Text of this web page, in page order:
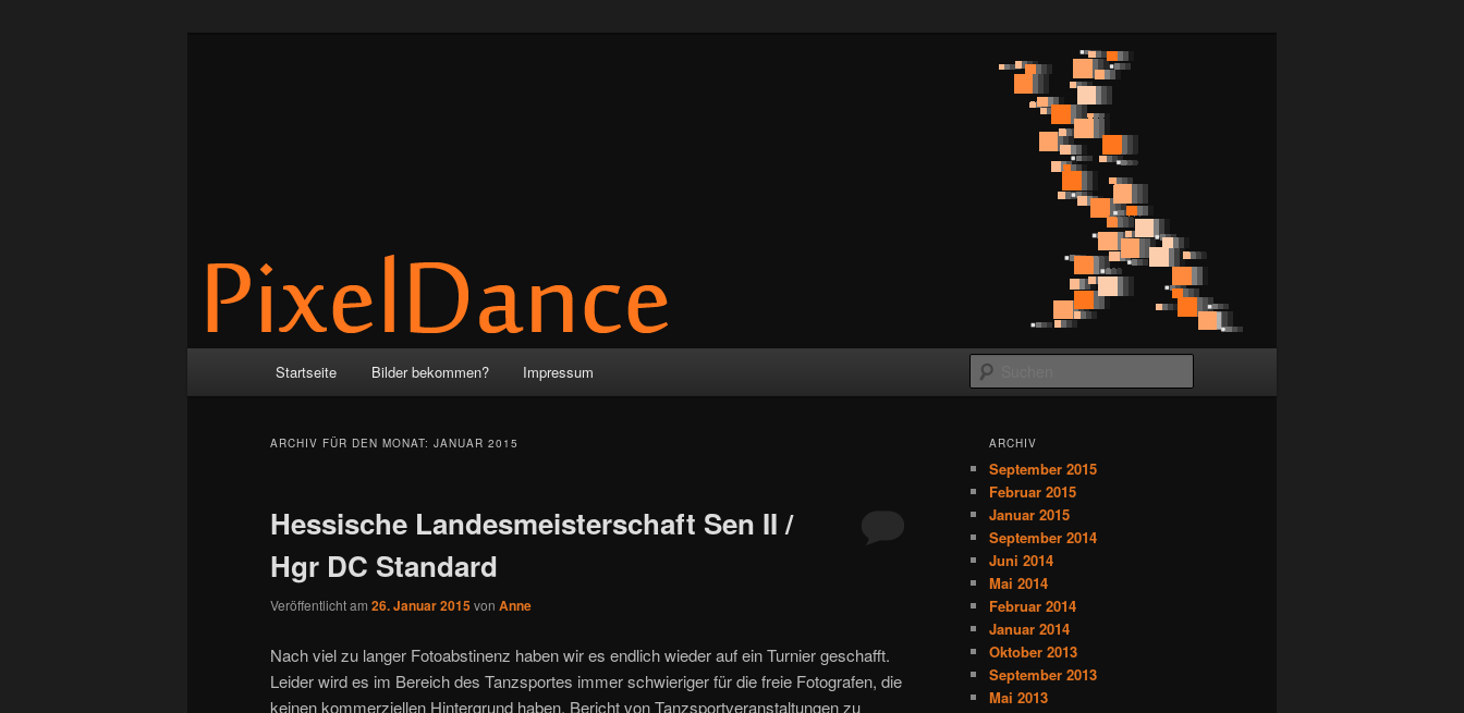
Startseite Bilder bekommen? Impressum
ARCHIV FÜR DEN MONAT: JANUAR 2015
Hessische Landesmeisterschaft Sen II /
Hgr DC Standard
Veröffentlicht am 26. Januar 2015von Anne
Nach viel zu langer Fotoabstinenz haben wir es endlich wieder auf ein Turnier geschafft.
Leider wird es im Bereich des Tanzsportes immer schwieriger für die freie Fotografen, die
keinen kommerziellen Hintergrund haben, Bericht von Tanzsportveranstaltungen zu
ARCHIV
September 2015
Februar 2015
Januar 2015
September 2014
Juni 2014
Mai 2014
Februar 2014
Januar 2014
Oktober 2013
September 2013
Mai 2013